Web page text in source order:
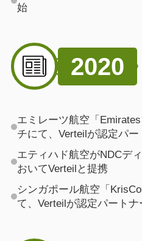
始
2020
エミレーツ航空「
チにて、Verteilが認定パ
エティハド航空がNDCデ
おいてVerteilと提携
シンガポール航空「
て、Verteilが認定パートナ